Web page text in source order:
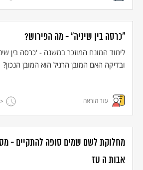
"כרסה בין שיניה" - מה הפירוש?
לימוד המונח המוזכר במשנה - 'כרסה בין
ובדיקה האם המובן הרגיל הוא המובן הנכון?
עזר הוראה < 1
מחלוקת לשם שמים סופה להתקיים -
אבות ה טז